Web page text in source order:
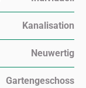
Kanalisation
Neuwertig
Gartengeschoss